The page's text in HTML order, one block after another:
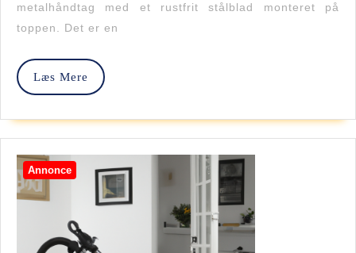
Bruger
metalhåndtag med et rustfrit stålblad monteret på
toppen. Det er en
Læs Mere
Læs
Annonce